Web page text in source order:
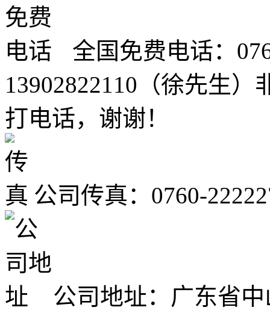
全国免费电话：
13902822110（徐先生
打电话，谢谢！
公司传真：0760-
公司地址：广东省